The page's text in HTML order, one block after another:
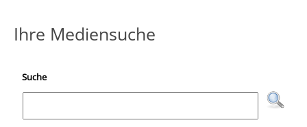
Ihre Mediensuche
Suche